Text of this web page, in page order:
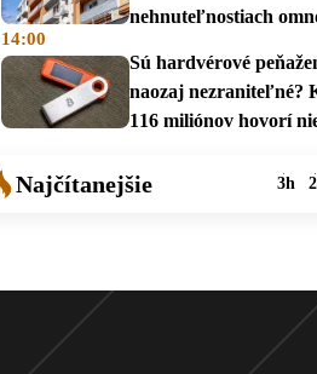
nehnuteľnostiach
14:00
Sú hardvérové
naozaj nezraniteľné?
116 miliónov hovorí
Najčítanejšie 3h